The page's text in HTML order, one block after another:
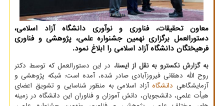
معاون تحقیقات، فناوری و نوآوری دانشگاه آزاد اسلامی،
دستورالعمل برگزاری نهمین جشنواره علمی، پژوهشی و فناوری
فرهیختگان دانشگاه آزاد اسلامی را ابلاغ نمود.
به گزارش نکسترو به نقل از ایسنا، در این دستورالعمل که توسط دکتر
روح الله دهقانی فیروزآبادی صادر شده، آمده است: شبکه پژوهشی و
آزمایشگاهی دانشگاه آزاد اسلامی به منظور شناسایی و تشویق اعضای
هیأت علمی، دانشجویان، دانش آموزان و فناوران این دانشگاه در زمینه